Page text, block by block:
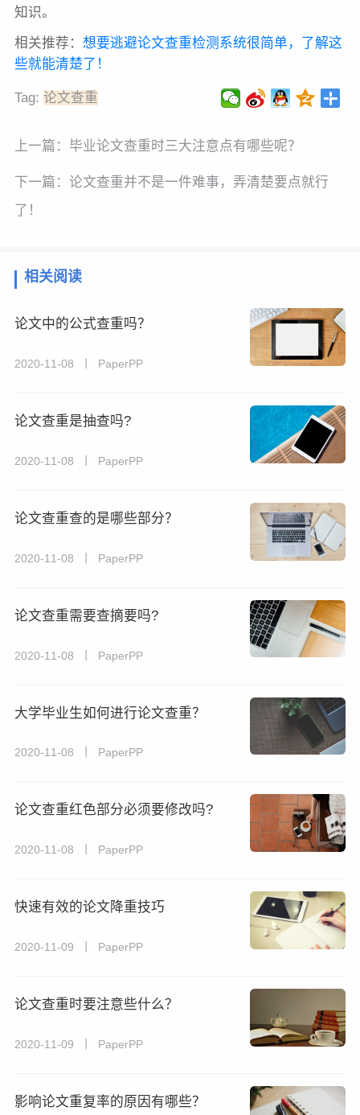
知识。
相关推荐： 想要逃避论文查重检测系统很简单，了解这
些就能清楚了！
Tag: 论文查重
上一篇： 毕业论文查重时三大注意点有哪些呢？
下一篇： 论文查重并不是一件难事，弄清楚要点就行
了！
相关阅读
论文中的公式查重吗？
2020-11-08 丨 PaperPP
论文查重是抽查吗?
2020-11-08 丨 PaperPP
论文查重查的是哪些部分？
2020-11-08 丨 PaperPP
论文查重需要查摘要吗?
2020-11-08 丨 PaperPP
大学毕业生如何进行论文查重？
2020-11-08 丨 PaperPP
论文查重红色部分必须要修改吗?
2020-11-08 丨 PaperPP
快速有效的论文降重技巧
2020-11-09 丨 PaperPP
论文查重时要注意些什么？
2020-11-09 丨 PaperPP
影响论文重复率的原因有哪些？